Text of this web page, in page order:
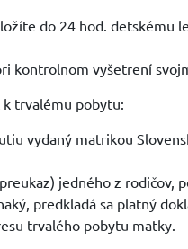
do 24 hod. detskému
kontrolnom vyšetrení
trvalému pobytu:
vydaný matrikou
jedného z rodičov,
predkladá sa platný
trvalého pobytu matky.